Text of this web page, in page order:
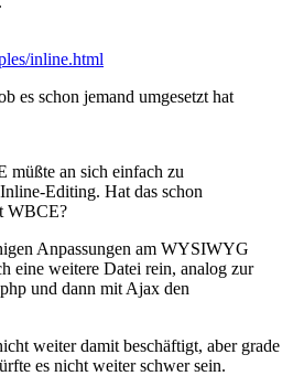
inline.html
es schon jemand umgesetzt hat
an sich einfach zu
Editing. Hat das schon
WBCE?
Anpassungen am WYSIWYG
eine weitere Datei rein, analog zur
und dann mit Ajax den
weiter damit beschäftigt, aber grade
es nicht weiter schwer sein.